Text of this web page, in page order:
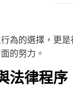
為的選擇，更
的努力。
法律程序